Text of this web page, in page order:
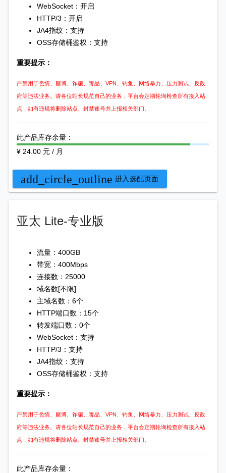
WebSocket：开启
HTTP/3：开启
JA4指纹：支持
OSS存储桶鉴权：支持
重要提示：
严禁用于色情、赌博、诈骗、毒品、VPN、钓鱼、网络暴力、压力测试、反政
府等违法业务。请各位站长规范自己的业务，平台会定期轮询检查所有接入站
点，如有违规将删除站点、封禁账号并上报相关部门。
此产品库存余量：
¥ 24.00 元 / 月
add_circle_outline 进入选配页面
亚太 Lite-专业版
流量：400GB
带宽：400Mbps
连接数：25000
域名数[不限]
主域名数：6个
HTTP端口数：15个
转发端口数：0个
WebSocket：支持
HTTP/3：支持
JA4指纹：支持
OSS存储桶鉴权：支持
重要提示：
严禁用于色情、赌博、诈骗、毒品、VPN、钓鱼、网络暴力、压力测试、反政
府等违法业务。请各位站长规范自己的业务，平台会定期轮询检查所有接入站
点，如有违规将删除站点、封禁账号并上报相关部门。
此产品库存余量：